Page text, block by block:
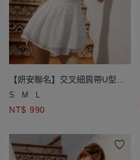
【妍安聯名】交叉細肩帶U型鏤
空傘擺連身短褲(附胸墊)
S M L
NT$ 990